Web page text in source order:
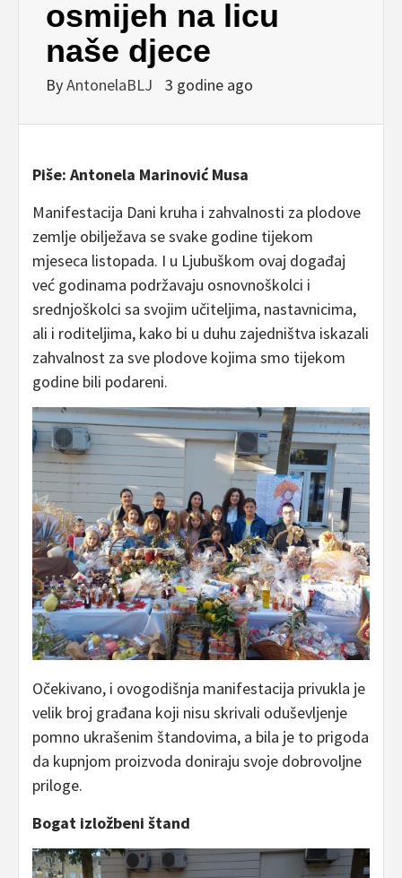
osmijeh na licu
naše djece
ByAntonelaBLJ 3 godine ago
Piše: Antonela Marinović Musa
Manifestacija Dani kruha i zahvalnosti za plodove
zemlje obilježava se svake godine tijekom
mjeseca listopada. I u Ljubuškom ovaj događaj
već godinama podržavaju osnovnoškolci i
srednjoškolci sa svojim učiteljima, nastavnicima,
ali i roditeljima, kako bi u duhu zajedništva iskazali
zahvalnost za sve plodove kojima smo tijekom
godine bili podareni.
Očekivano, i ovogodišnja manifestacija privukla je
velik broj građana koji nisu skrivali oduševljenje
pomno ukrašenim štandovima, a bila je to prigoda
da kupnjom proizvoda doniraju svoje dobrovoljne
priloge.
Bogat izložbeni štand